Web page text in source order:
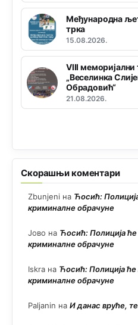
Међународна
трка
15.08.2026.
VIII меморијални
„Веселинка
Обрадовић“
21.08.2026.
Скорашњи коментари
Zbunjeni на Ћосић:
криминалне обрачуне
Јово на Ћосић: Полиција
криминалне обрачуне
Iskra на Ћосић: Полиција ће
криминалне обрачуне
Paljanin на И данас вруће,